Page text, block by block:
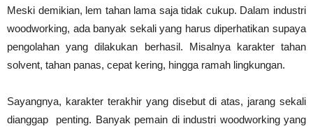
Meski demikian, lem tahan lama saja tidak cukup. Dalam industri
woodworking, ada banyak sekali yang harus diperhatikan supaya
pengolahan yang dilakukan berhasil. Misalnya karakter tahan
solvent, tahan panas, cepat kering, hingga ramah lingkungan.
Sayangnya, karakter terakhir yang disebut di atas, jarang sekali
dianggap penting. Banyak pemain di industri woodworking yang